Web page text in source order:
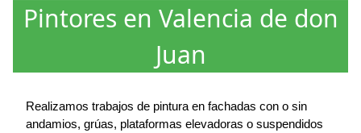
Pintores en Valencia de don
Juan
Realizamos trabajos de pintura en fachadas con o sin
andamios, grúas, plataformas elevadoras o suspendidos